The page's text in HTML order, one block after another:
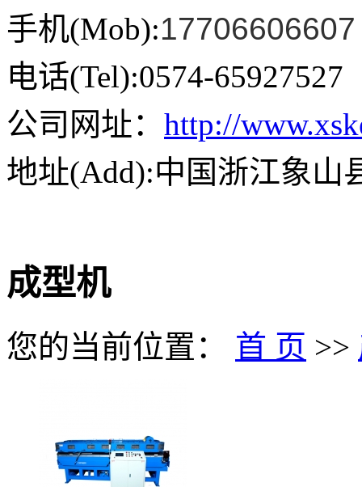
手机(Mob):17706606607
电话(Tel):0574-65927527
公司网址： http://
地址(Add):中国浙江象山
成型机
您的当前位置： 首 页 >>